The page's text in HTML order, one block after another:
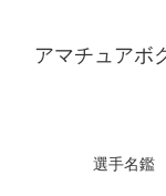
アマチュアボ
選手名鑑